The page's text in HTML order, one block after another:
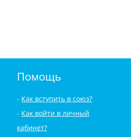
Помощь
Как вступить в союз?
Как войти в личный
кабинет?